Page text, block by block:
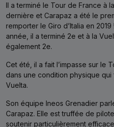
Il a terminé le Tour de France à
dernière et Carapaz a été le
remporter le Giro d’Italia en
année, il a terminé 2e et à la
également 2e.
Cet été, il a fait l’impasse sur le
dans une condition physique
Vuelta.
Son équipe Ineos Grenadier
Carapaz. Elle est truffée de
soutenir particulièrement